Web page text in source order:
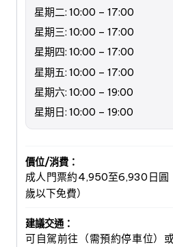
星期二: 10:00 – 17:00
星期三: 10:00 – 17:00
星期四: 10:00 – 17:00
星期五: 10:00 – 17:00
星期六: 10:00 – 19:00
星期日: 10:00 – 19:00
價位/消費：
成人門票約4,950至6,930日圓
歲以下免費）
建議交通：
可自駕前往（需預約停車位）